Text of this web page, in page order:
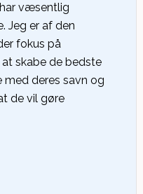
væsentlig
Jeg er af den
fokus på
skabe de bedste
med deres savn og
de vil gøre